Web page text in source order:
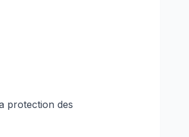
protection des